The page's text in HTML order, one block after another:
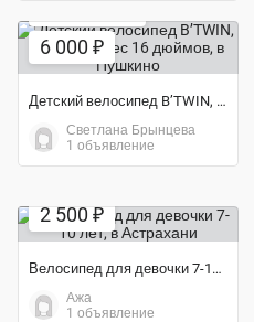
6 000 ₽
Детский велосипед B’TWIN, размер колес 16 дюймов
Светлана Брынцева
1 объявление
2 500 ₽
Велосипед для девочки 7-10 лет
Ажа
1 объявление